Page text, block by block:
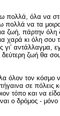
πολλά, όλα να
πολλά να τα
ζωή, πάρτην όλη
χαρά κι όλη σου
γι’ αντάλλαγμα,
δεύτερη ζωή θα
όλον τον κόσμο
σε πόλεις
τόπο και να
ο δρόμος - μόνο